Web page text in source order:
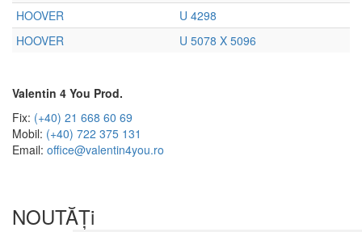
HOOVER
U 4298
HOOVER
U 5078 X 5096
Valentin 4 You Prod.
Fix: (+40) 21 668 60 69
Mobil: (+40) 722 375 131
Email: office@valentin4you.ro
NOUTĂȚi